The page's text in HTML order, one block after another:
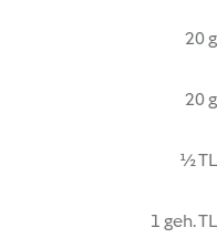
20 g
20 g
½ TL
1 geh. TL